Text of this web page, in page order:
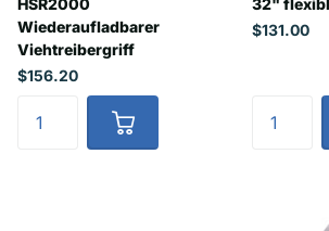
HSR2000
Wiederaufladbarer
Viehtreibergriff
$156.20
32"
$131.00